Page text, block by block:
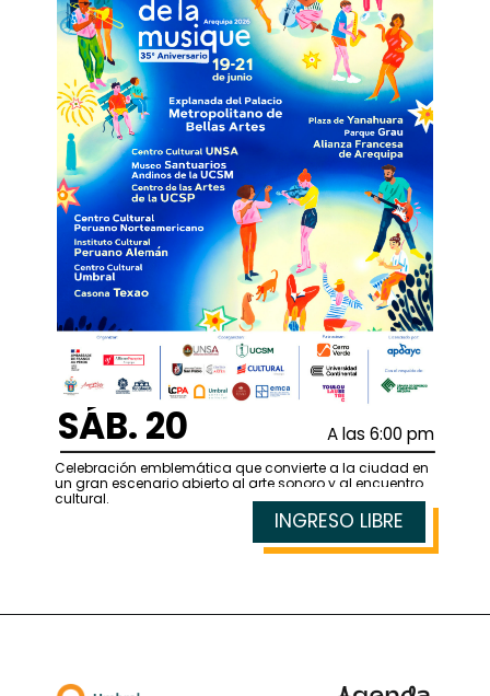
SÁB. 20 A las 6:00 pm
Celebración emblemática que convierte a la ciudad en
un gran escenario abierto al arte sonoro y al encuentro
cultural.
INGRESO LIBRE